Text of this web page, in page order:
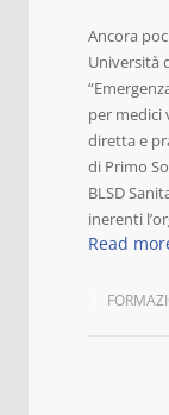
Ancora
Università
per medici
diretta e
di Primo
BLSD
inerenti
Read